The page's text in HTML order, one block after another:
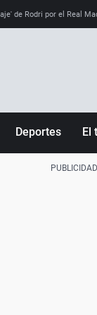
de Rodri por el Real
Deportes El